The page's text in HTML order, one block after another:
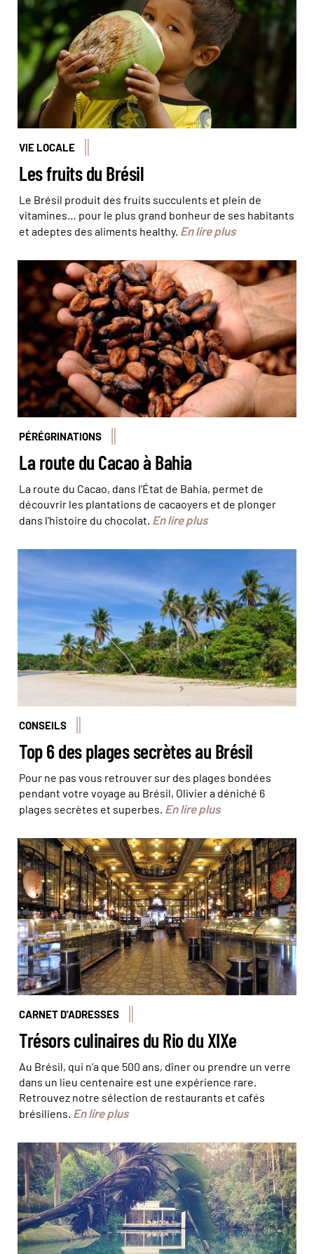
VIE LOCALE
Les fruits du Brésil
Le Brésil produit des fruits succulents et plein de
vitamines… pour le plus grand bonheur de ses habitants
et adeptes des aliments healthy. En lire plus
Les graines de cacao qui sont la base du chocolat ©
dghchocolatier
PÉRÉGRINATIONS
La route du Cacao à Bahia
La route du Cacao, dans l'État de Bahia, permet de
découvrir les plantations de cacaoyers et de plonger
dans l'histoire du chocolat. En lire plus
Boipeda, belle île en mer © Kovgabor79 / fotolia.com
CONSEILS
Top 6 des plages secrètes au Brésil
Pour ne pas vous retrouver sur des plages bondées
pendant votre voyage au Brésil, Olivier a déniché 6
plages secrètes et superbes. En lire plus
© Dilvugação/MMPress
CARNET D'ADRESSES
Trésors culinaires du Rio du XIXe
Au Brésil, qui n’a que 500 ans, dîner ou prendre un verre
dans un lieu centenaire est une expérience rare.
Retrouvez notre sélection de restaurants et cafés
brésiliens. En lire plus
Inhotim est un centre d'art édifié en pleine nature ©
Rodrigo Arnaiz